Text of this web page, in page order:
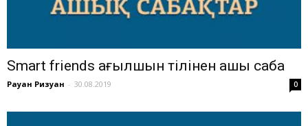
Smart friends ағылшын тілінен ашық сабақ
Рауан Ризуан - 30.08.2019 0